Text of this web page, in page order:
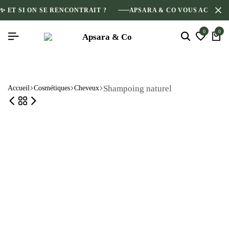
✨ ET SI ON SE RENCONTRAIT ? APSARA & CO VOUS
0 0
Accueil Cosmétiques Cheveux Shampoing naturel